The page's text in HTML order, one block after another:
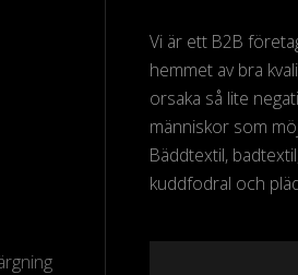
Vi är ett B2B
hemmet av bra
orsaka så lite
människor som
Bäddtextil,
kuddfodral och